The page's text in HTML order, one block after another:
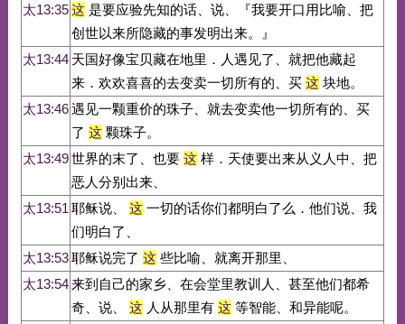
太13:35这是要应验先知的话、说、『我要开口用比喻、把
创世以来所隐藏的事发明出来。』
太13:44 天国好像宝贝藏在地里．人遇见了、就把他藏起
来．欢欢喜喜的去变卖一切所有的、买 这块地。
太13:46遇见一颗重价的珠子、就去变卖他一切所有的、买
了 这颗珠子。
太13:49世界的末了、也要 这样．天使要出来从义人中、把
恶人分别出来、
太13:51 耶稣说、 这一切的话你们都明白了么．他们说、我
们明白了、
太13:53耶稣说完了 这些比喻、就离开那里、
太13:54来到自己的家乡、在会堂里教训人、甚至他们都希
奇、说、
这人从那里有 这等智能、和异能呢。